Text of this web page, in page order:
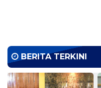
BERITA TERKINI